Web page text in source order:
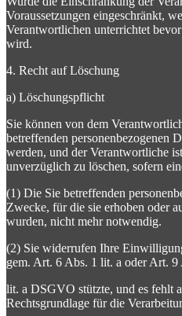
Voraussetzungen eingeschränkt,
Verantwortlichen unterrichtet
wird.
4. Recht auf Löschung
a) Löschungspflicht
Sie können von dem
betreffenden personenbezogenen
werden, und der Verantwortliche
unverzüglich zu löschen, sofern
(1) Die Sie betreffenden
Zwecke, für die sie erhoben oder
wurden, nicht mehr notwendig.
(2) Sie widerrufen Ihre
gem. Art. 6 Abs. 1 lit. a oder Art. 9
lit. a DSGVO stützte, und es fehlt
Rechtsgrundlage für die